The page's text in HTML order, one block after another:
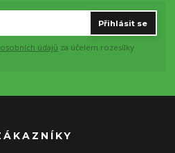
Přihlásit se
údajů za účelem rozesílky